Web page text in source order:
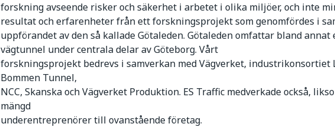
forskning avseende risker och säkerhet i arbetet i olika miljöer, och inte
resultat och erfarenheter från ett forskningsprojekt som genomfördes i
uppförandet av den så kallade Götaleden. Götaleden omfattar bland annat
vägtunnel under centrala delar av Göteborg. Vårt
forskningsprojekt bedrevs i samverkan med Vägverket, industrikonsortiet
Bommen Tunnel,
NCC, Skanska och Vägverket Produktion. ES Traffic medverkade också,
mängd
underentreprenörer till ovanstående företag.